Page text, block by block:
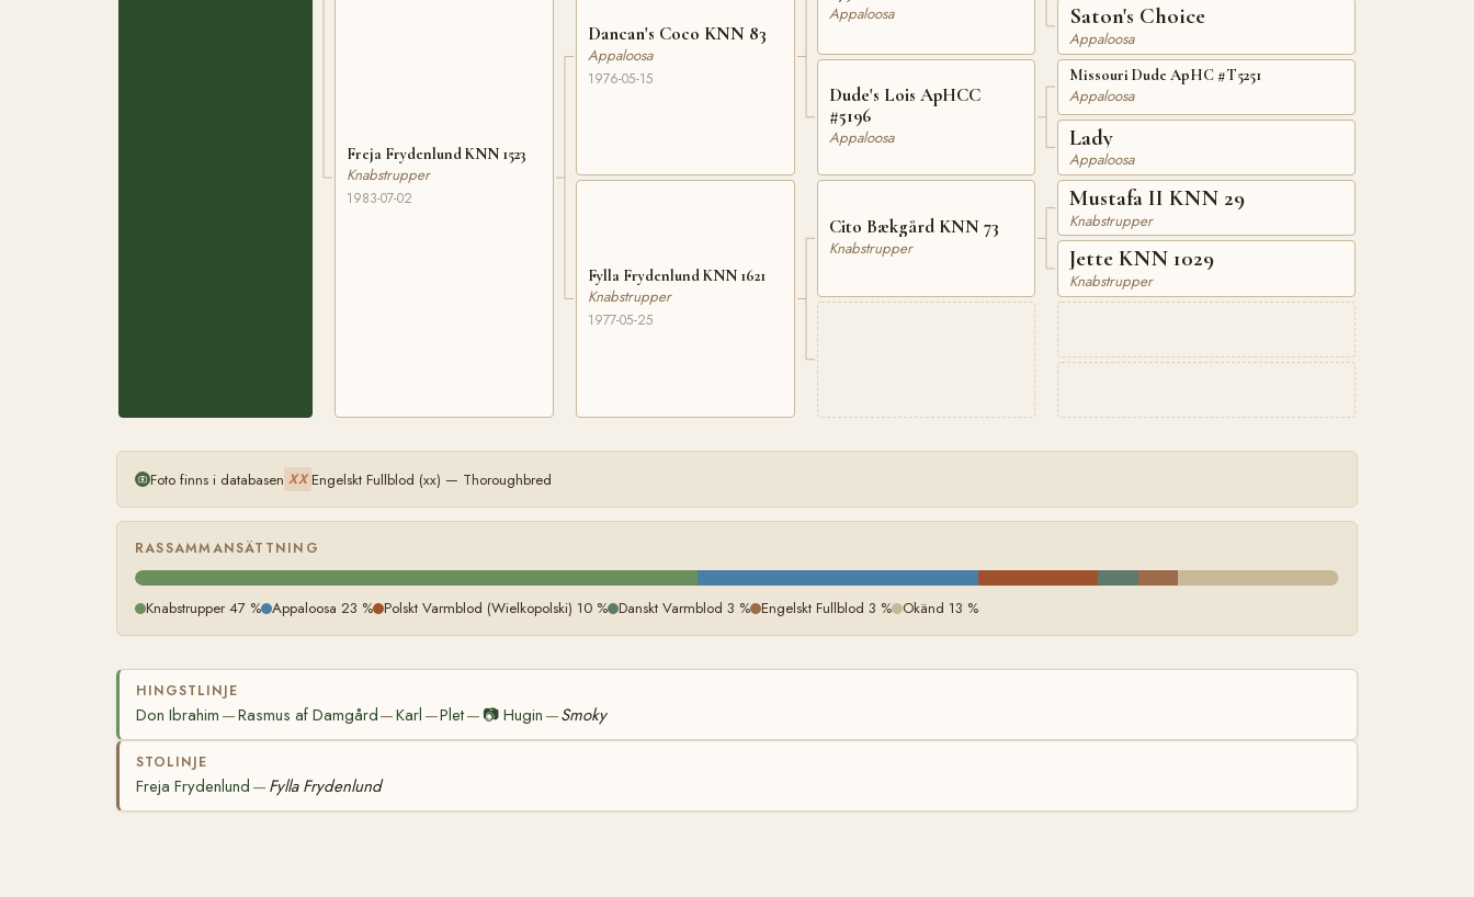
Freja Frydenlund KNN 1523
Knabstrupper
1983-07-02
Dancan's Coco KNN 83
Appaloosa
1976-05-15
Fylla Frydenlund KNN 1621
Knabstrupper
1977-05-25
Appaloosa
Dude's Lois ApHCC
#5196
Appaloosa
Cito Bækgård KNN 73
Knabstrupper
Saton's Choice
Appaloosa
Missouri Dude ApHC #T5251
Appaloosa
Lady
Appaloosa
Mustafa II KNN 29
Knabstrupper
Jette KNN 1029
Knabstrupper
Foto finns i databasen XX Engelskt Fullblod (xx) — Thoroughbred
RASSAMMANSÄTTNING
Knabstrupper 47 % Appaloosa 23 % Polskt Varmblod (Wielkopolski) 10 % Danskt Varmblod 3 % Engelskt Fullblod 3 % Okänd 13 %
HINGSTLINJE
Don Ibrahim —Rasmus af Damgård—Karl —Plet— 📷Hugin —Smoky
STOLINJE
Freja Frydenlund — Fylla Frydenlund